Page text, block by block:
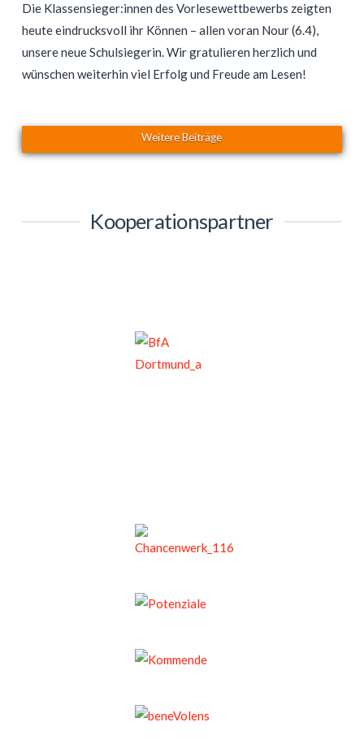
Die Klassensieger:innen des Vorlesewettbewerbs zeigten
heute eindrucksvoll ihr Können – allen voran Nour (6.4),
unsere neue Schulsiegerin. Wir gratulieren herzlich und
wünschen weiterhin viel Erfolg und Freude am Lesen!
Weitere Beiträge
Kooperationspartner